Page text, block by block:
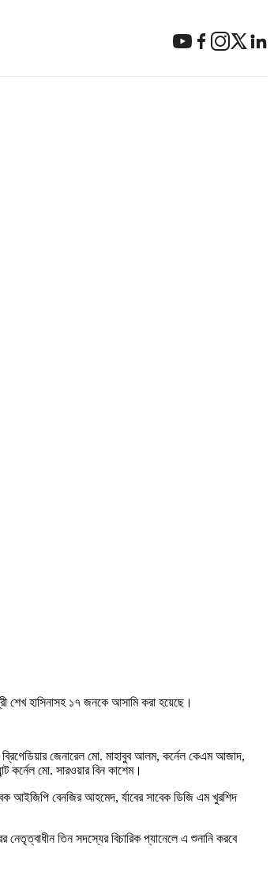
শেখ হাসিনাসহ ১৭ জনকে আসামি করা হয়েছে।
ব্রিগেডিয়ার জেনারেল মো. মাহাবুব আলম, কর্নেল কেএম আজাদ,
কর্নেল মো. সারওয়ার বিন কাশেম।
আইজিপি বেনজির আহমেদ, র্যাবের সাবেক ডিজি এম খুরশিদ
তিন সদস্যের বিচারিক প্যানেলে এ শুনানি করবে